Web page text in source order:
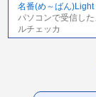
名番(め～ばん)Light
パソコンで受信し
ルチェッカ